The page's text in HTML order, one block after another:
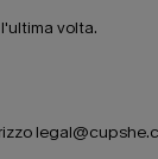
volta.